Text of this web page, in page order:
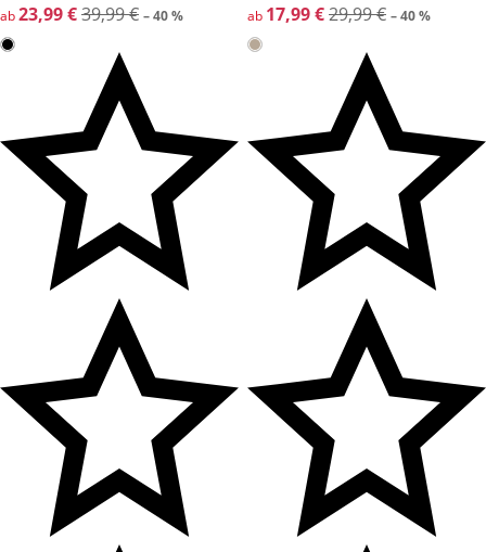
reduzierter Preis 23,99 €, vorheriger Preis: 39,99 €
ab23,99 €39,99 € – 40 %
reduzierter Preis 17,99 €,
ab 17,99 €29,99 € – 40 %